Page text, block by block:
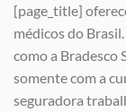
[page_title]
médicos do
como a Bradesco
somente com a
seguradora